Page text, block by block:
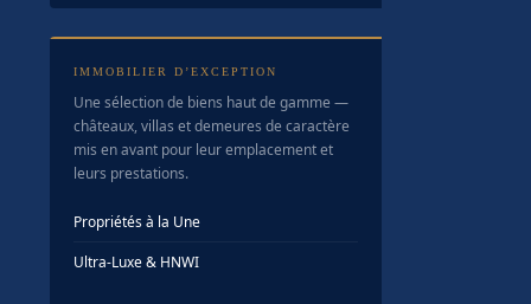
IMMOBILIER D’EXCEPTION
Une sélection de biens haut de gamme —
châteaux, villas et demeures de caractère
mis en avant pour leur emplacement et
leurs prestations.
Propriétés à la Une
Ultra-Luxe & HNWI